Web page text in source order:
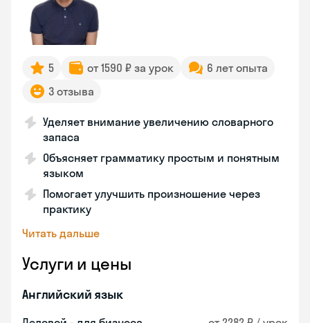
5 от 1590 ₽ за урок
6 лет опыта
3 отзыва
Уделяет внимание увеличению словарного
запаса
Объясняет грамматику простым и понятным
языком
Помогает улучшить произношение через
практику
Читать дальше
Услуги и цены
Английский язык